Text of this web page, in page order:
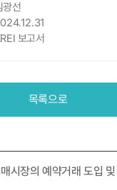
광선
보고서
목록으로